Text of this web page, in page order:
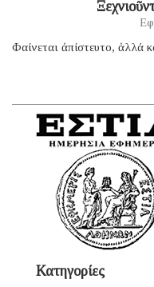
Φαίνεται ἀπίστευτο, ἀλλά
Κατηγορίες